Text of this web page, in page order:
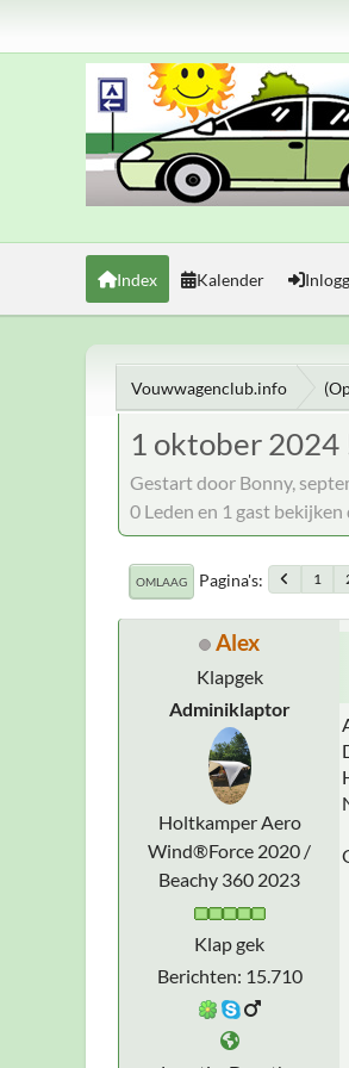
Index Kalender
Vouwwagenclub.info
1 oktober 2024
Gestart door Bonny,
0 Leden en 1 gast bekijken
OMLAAG Pagina's 1
Alex
Klapgek
Adminiklaptor
Holtkamper Aero
Wind®Force 2020 /
Beachy 360 2023
Klap gek
Berichten: 15.710